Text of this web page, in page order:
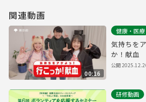
関連動画
00:16
健康・医療
気持ちを
か！献血
公開
研修動画